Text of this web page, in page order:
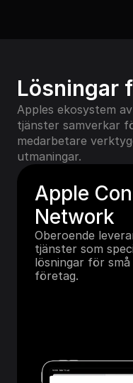
Lösningar
Apples ekosystem
tjänster samverkar
medarbetare
utmaningar.
Apple
Network
Oberoende
tjänster som
lösningar för
företag.